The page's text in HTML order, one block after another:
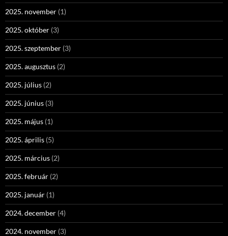
2025. november (1)
2025. október (3)
2025. szeptember (3)
2025. augusztus (2)
2025. július (2)
2025. június (3)
2025. május (1)
2025. április (5)
2025. március (2)
2025. február (2)
2025. január (1)
2024. december (4)
2024. november (3)